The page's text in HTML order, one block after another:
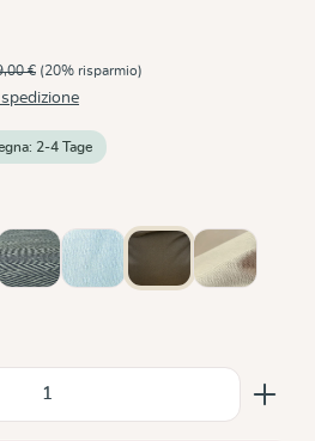
€ (20% risparmio)
2-4 Tage
Karibik
Metro Monochrom
Ocean Olive Sand
inserisci la quantità